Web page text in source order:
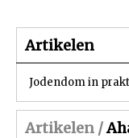
Artikelen
Jodendom in
Artikelen /